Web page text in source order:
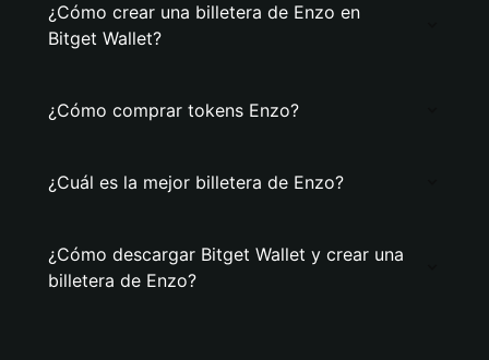
¿Cómo crear una billetera de Enzo en
Bitget Wallet?
¿Cómo comprar tokens Enzo?
¿Cuál es la mejor billetera de Enzo?
¿Cómo descargar Bitget Wallet y crear una
billetera de Enzo?